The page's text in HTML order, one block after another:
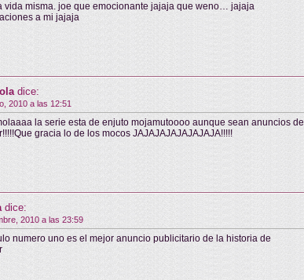
vida misma. joe que emocionante jajaja que weno… jajaja
a mi jajaja
dice:
2010 a las 12:51
la serie esta de enjuto mojamutoooo aunque sean anuncios de
gracia lo de los mocos JAJAJAJAJAJAJAJA!!!!!
dice:
2010 a las 23:59
numero uno es el mejor anuncio publicitario de la historia de